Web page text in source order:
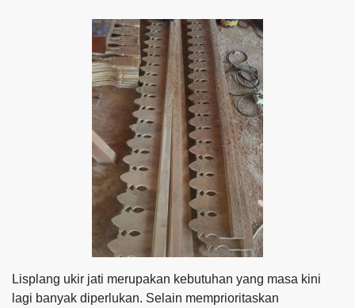
Lisplang ukir jati merupakan kebutuhan yang masa kini
lagi banyak diperlukan. Selain memprioritaskan